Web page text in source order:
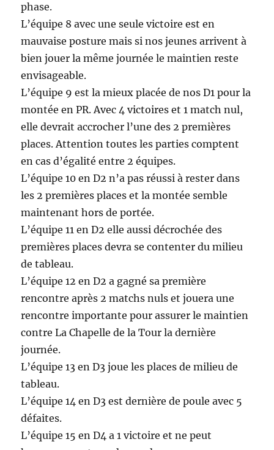
phase.
L’équipe 8 avec une seule victoire est en
mauvaise posture mais si nos jeunes arrivent à
bien jouer la même journée le maintien reste
envisageable.
L’équipe 9 est la mieux placée de nos D1 pour la
montée en PR. Avec 4 victoires et 1 match nul,
elle devrait accrocher l’une des 2 premières
places. Attention toutes les parties comptent
en cas d’égalité entre 2 équipes.
L’équipe 10 en D2 n’a pas réussi à rester dans
les 2 premières places et la montée semble
maintenant hors de portée.
L’équipe 11 en D2 elle aussi décrochée des
premières places devra se contenter du milieu
de tableau.
L’équipe 12 en D2 a gagné sa première
rencontre après 2 matchs nuls et jouera une
rencontre importante pour assurer le maintien
contre La Chapelle de la Tour la dernière
journée.
L’équipe 13 en D3 joue les places de milieu de
tableau.
L’équipe 14 en D3 est dernière de poule avec 5
défaites.
L’équipe 15 en D4 a 1 victoire et ne peut